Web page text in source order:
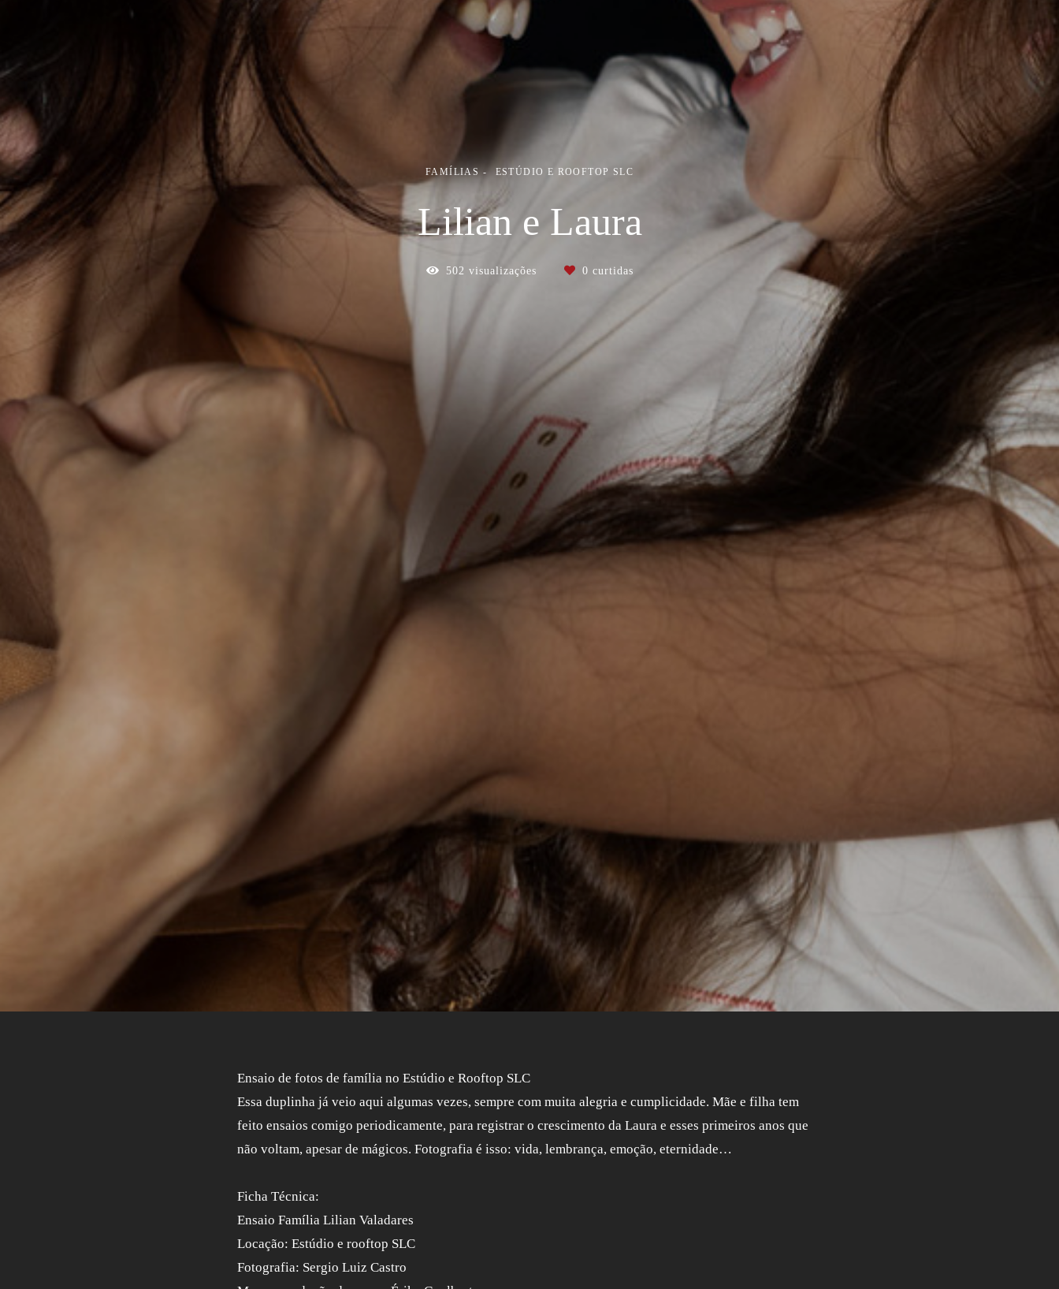
FAMÍLIAS ESTÚDIO E ROOFTOP SLC
Lilian e Laura
502 visualizações 0 curtidas
Ensaio de fotos de família no Estúdio e Rooftop SLC
Essa duplinha já veio aqui algumas vezes, sempre com muita alegria e cumplicidade. Mãe e filha tem
feito ensaios comigo periodicamente, para registrar o crescimento da Laura e esses primeiros anos que
não voltam, apesar de mágicos. Fotografia é isso: vida, lembrança, emoção, eternidade…
Ficha Técnica:
Ensaio Família Lilian Valadares
Locação: Estúdio e rooftop SLC
Fotografia: Sergio Luiz Castro